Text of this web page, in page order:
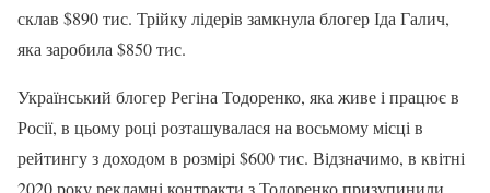
склав $890 тис. Трійку лідерів замкнула блогер Іда Галич,
яка заробила $850 тис.
Український блогер Регіна Тодоренко, яка живе і працює в
Росії, в цьому році розташувалася на восьмому місці в
рейтингу з доходом в розмірі $600 тис. Відзначимо, в квітні
2020 року рекламні контракти з Тодоренко призупинили